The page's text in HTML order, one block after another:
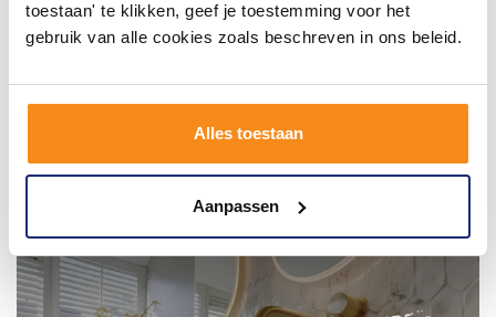
toestaan' te klikken, geef je toestemming voor het
gebruik van alle cookies zoals beschreven in ons beleid.
Alles toestaan
Aanpassen